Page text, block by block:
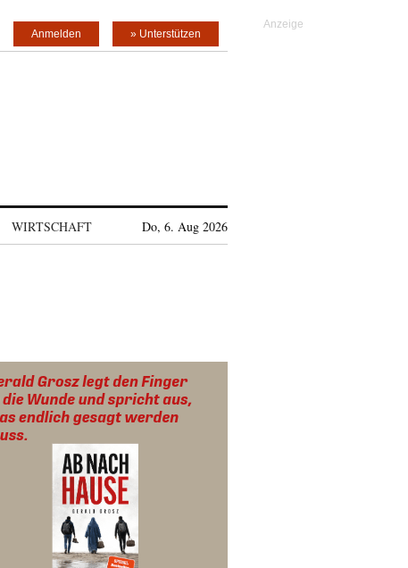
» Unterstützen
Anmelden
WIRTSCHAFT Do, 6. Aug 2026